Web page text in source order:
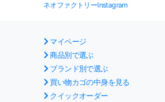
ネオファクトリーInstagram
マイページ
商品別で選ぶ
ブランド別で選ぶ
買い物カゴの中身を見る
クイックオーダー